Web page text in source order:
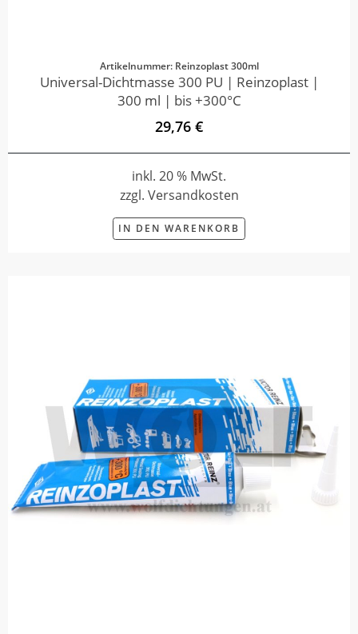
Artikelnummer: Reinzoplast 300ml
Universal-Dichtmasse 300 PU | Reinzoplast |
300 ml | bis +300°C
29,76 €
inkl. 20 % MwSt.
zzgl. Versandkosten
IN DEN WARENKORB